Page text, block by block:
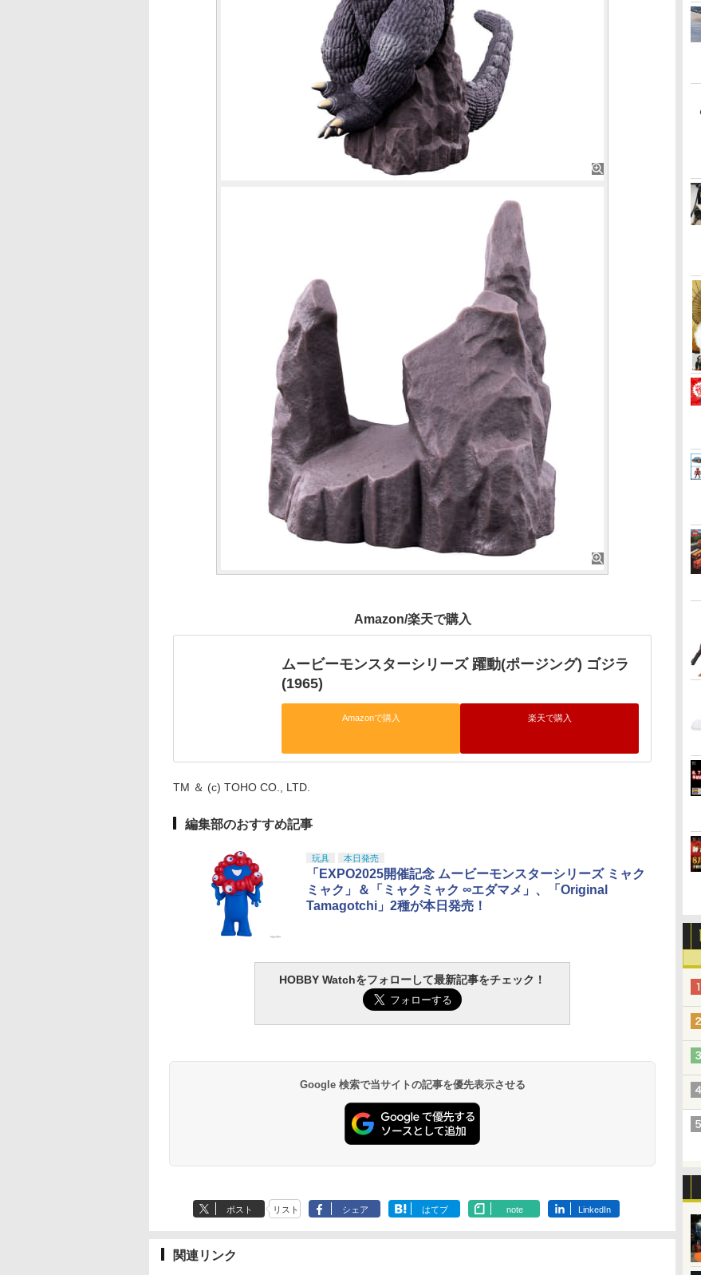
Amazon/楽天で購入
ムービーモンスターシリーズ 躍動(ポージング) ゴジラ
(1965)
Amazonで購入 楽天で購入
TM ＆ (c) TOHO CO., LTD.
編集部のおすすめ記事
玩具 本日発売
「EXPO2025開催記念 ムービーモンスターシリーズ ミャク
ミャク」＆「ミャクミャク ∞エダマメ」、「Original
Tamagotchi」2種が本日発売！
HOBBY Watchをフォローして最新記事をチェック！
Google 検索で当サイトの記事を優先表示させる
ポスト リスト シェア はてブ note LinkedIn
関連リンク